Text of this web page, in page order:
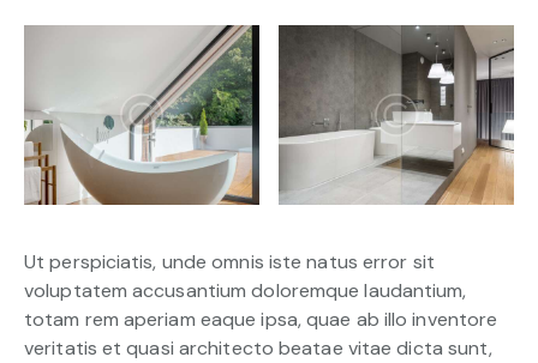
Ut perspiciatis, unde omnis iste natus error sit
voluptatem accusantium doloremque laudantium,
totam rem aperiam eaque ipsa, quae ab illo inventore
veritatis et quasi architecto beatae vitae dicta sunt,